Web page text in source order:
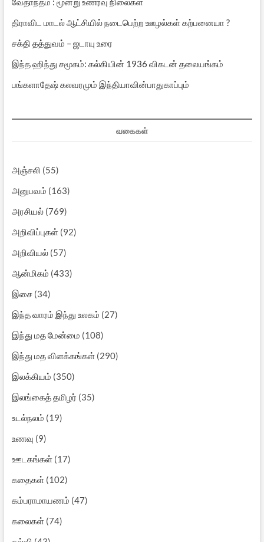
திராவிட மாடல் ஆட்சியில் நடைபெற்ற ஊழல்கள் கற்பனையா ?
சக்தி தத்துவம் – ஜடாயு உரை
இந்த ஹிந்து சமூகம்: கல்கியின் 1936 விகடன் தலையங்கம்
பங்களாதேஷ் கலவரமும் இந்தியாவின்பாதுகாப்பும்
வகைகள்
அஞ்சலி (55)
அனுபவம் (163)
அரசியல்(769)
அறிவிப்புகள்(92)
அறிவியல்(57)
ஆன்மிகம் (433)
இசை(34)
இந்த வாரம் இந்து உலகம் (27)
இந்து மத மேன்மை (108)
இந்து மத விளக்கங்கள்(290)
இலக்கியம் (350)
இலங்கைத் தமிழர் (35)
உடல்நலம் (19)
உணவு (9)
ஊடகங்கள்(17)
கதைகள்(102)
கம்பராமாயணம் (47)
கலைகள்(74)